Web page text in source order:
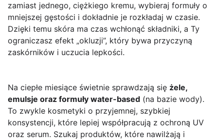
zamiast jednego, ciężkiego kremu, wybieraj formuły o
mniejszej gęstości i dokładnie je rozkładaj w czasie.
Dzięki temu skóra ma czas wchłonąć składniki, a Ty
ograniczasz efekt „okluzji”, który bywa przyczyną
zaskórników i uczucia lepkości.
Na ciepłe miesiące świetnie sprawdzają się żele,
emulsje oraz formuły water-based (na bazie wody).
To zwykle kosmetyki o przyjemnej, szybkiej
konsystencji, które lepiej współpracują z ochroną UV
oraz serum. Szukaj produktów, które nawilżają i